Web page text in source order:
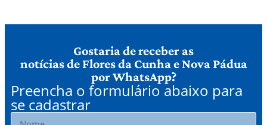
Gostaria de receber as
notícias de Flores da Cunha e Nova Pádua
por WhatsApp?
Preencha o formulário abaixo para
se cadastrar